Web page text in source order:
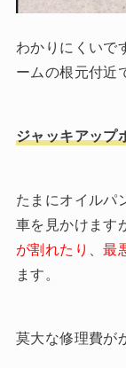
わかりにくいで
ームの根元付近
ジャッキアップ
たまにオイルパ
車を見かけます
が割れたり
、最
ます。
莫大な修理費が